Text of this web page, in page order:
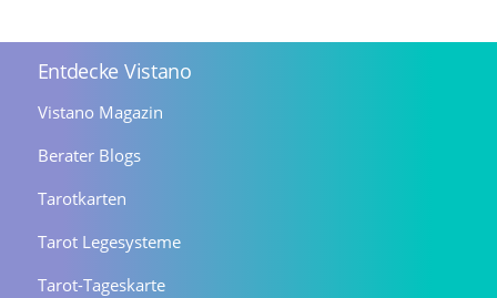
Entdecke Vistano
Vistano Magazin
Berater Blogs
Tarotkarten
Tarot Legesysteme
Tarot-Tageskarte